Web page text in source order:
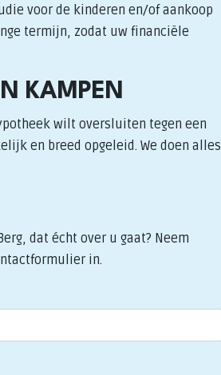
voor de kinderen en/of aankoop
termijn, zodat uw financiële
KAMPEN
wilt oversluiten tegen een
en breed opgeleid. We doen alles
dat écht over u gaat? Neem
in.